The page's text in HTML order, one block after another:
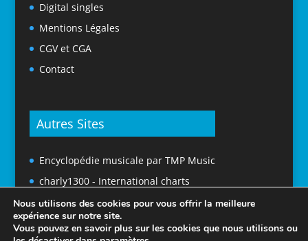
Digital singles
Mentions Légales
CGV et CGA
Contact
Autres Sites
Encyclopédie musicale par TMP Music
charly1300 - International charts
Nous utilisons des cookies pour vous offrir la meilleure
expérience sur notre site.
Vous pouvez en savoir plus sur les cookies que nous utilisons ou